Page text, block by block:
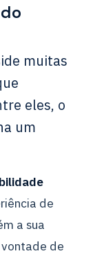
muitas
eles, o
um
de
a sua
vontade de